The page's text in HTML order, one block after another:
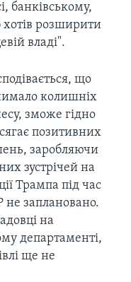
банківському,
хотів розширити
владі".
що
колишніх
зможе гідно
позитивних
заробляючи
зустрічей на
Трампа під час
не заплановано.
на
департаменті,
ще не